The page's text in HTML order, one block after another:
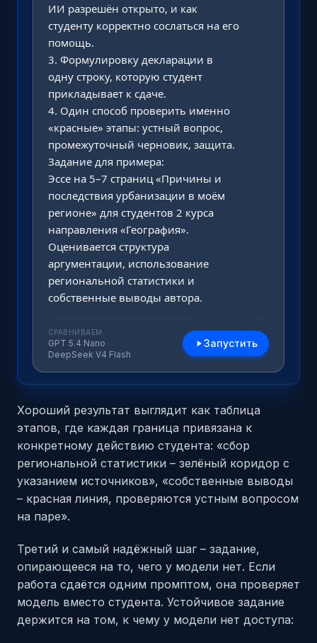
ИИ разрешён открыто, и как
студенту корректно сослаться на его
помощь.
3. Формулировку декларации в
одну строку, которую студент
прикладывает к сдаче.
4. Один способ проверить именно
«красные» этапы: устный вопрос,
промежуточный черновик, защита.
Задание для примера:
Эссе на 5–7 страниц «Причины и
последствия урбанизации в моём
регионе» для студентов 2 курса
направления «География».
Оценивается структура
аргументации, использование
региональной статистики и
собственные выводы автора.
СРАВНИВАЕМ:
GPT 5.4 Nano·
DeepSeek V4 Flash
Запустить
Хороший результат выглядит как таблица
этапов, где каждая граница привязана к
конкретному действию студента: «сбор
региональной статистики – зелёный коридор с
указанием источников», «собственные выводы
– красная линия, проверяются устным вопросом
на паре».
Третий и самый надёжный шаг – задание,
опирающееся на то, чего у модели нет. Если
работа сдаётся одним промптом, она проверяет
модель вместо студента. Устойчивое задание
держится на том, к чему у модели нет доступа: